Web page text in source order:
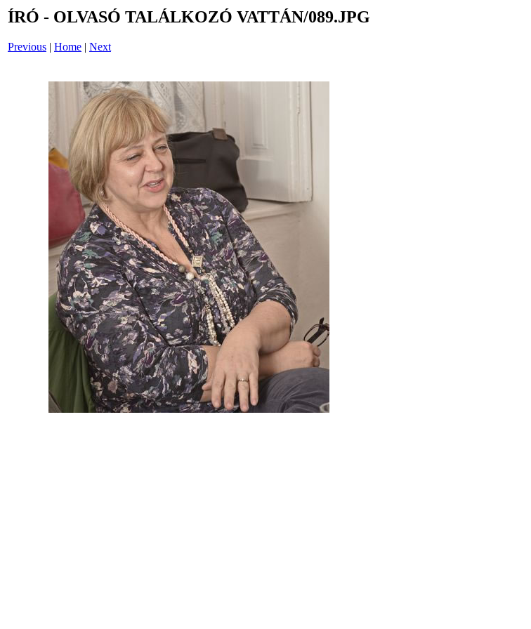
ÍRÓ - OLVASÓ TALÁLKOZÓ VATTÁN/089.JPG
Previous | Home | Next